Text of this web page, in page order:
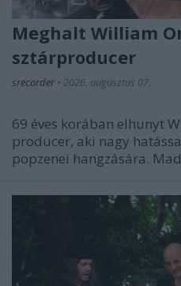
Meghalt William
sztárproducer
srecorder • 2026. augusztus 07.
69 éves korában elhunyt
producer, aki nagy
popzenei hangzására.